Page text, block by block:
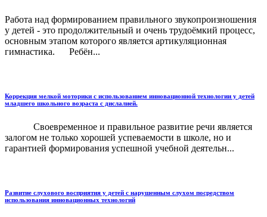
Работа над формированием правильного звукопроизношения
у детей - это продолжительный и очень трудоёмкий процесс,
основным этапом которого является артикуляционная
гимнастика. Ребён...
Коррекция мелкой моторики с использованием инновационной технологии у детей
младшего школьного возраста с дислалией.
Своевременное и правильное развитие речи является
залогом не только хорошей успеваемости в школе, но и
гарантией формирования успешной учебной деятельн...
Развитие слухового восприятия у детей с нарушенным слухом посредством
использования инновационных технологий